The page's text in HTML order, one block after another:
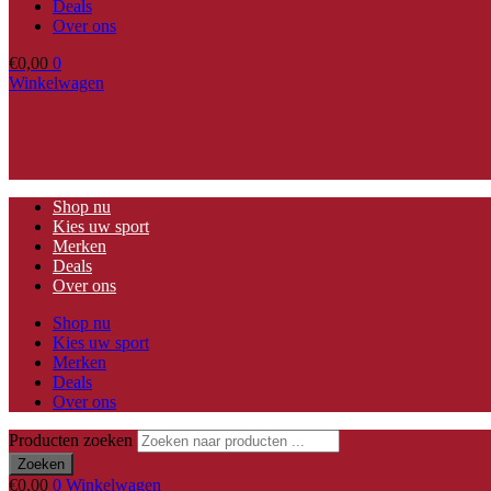
Deals
Over ons
€0,00 0
Winkelwagen
Shop nu
Kies uw sport
Merken
Deals
Over ons
Shop nu
Kies uw sport
Merken
Deals
Over ons
Producten zoeken
Zoeken
€0,00 0 Winkelwagen